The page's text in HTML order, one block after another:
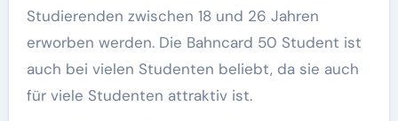
Studierenden zwischen 18 und 26 Jahren
erworben werden. Die Bahncard 50 Student ist
auch bei vielen Studenten beliebt, da sie auch
für viele Studenten attraktiv ist.